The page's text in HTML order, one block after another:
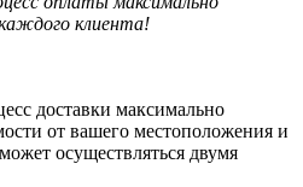
клиента!
доставки максимально
от вашего местоположения и
осуществляться двумя